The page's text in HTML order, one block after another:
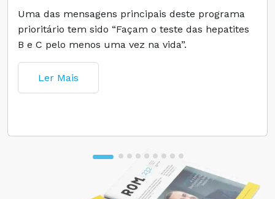
Uma das mensagens principais deste programa
prioritário tem sido “Façam o teste das hepatites
B e C pelo menos uma vez na vida”.
Ler Mais